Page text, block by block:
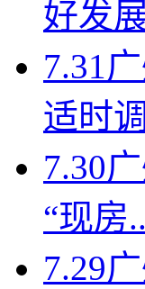
好发
7.31
适时
7.30
“现房
7.29